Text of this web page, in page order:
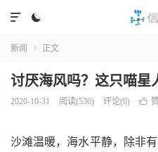


新闻  正文
讨厌海风吗？这只喵星
2020-10-31 阅读(536) 评论(0) 
沙滩温暖，海水平静，除非